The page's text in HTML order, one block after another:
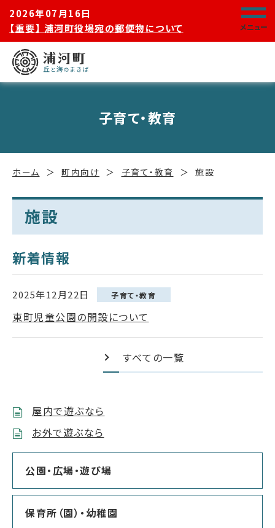
2026年07月16日
【重要】 浦河町役場宛の郵便物について
メニュー
子育て・教育
ホーム 町内向け 子育て・教育 施設
施設
新着情報
2025年12月22日 子育て・教育
東町児童公園の開設について
すべての一覧
屋内で遊ぶなら
お外で遊ぶなら
公園・広場・遊び場
保育所（園）・幼稚園